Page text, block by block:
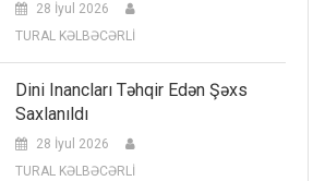
28 İyul 2026
TURAL KƏLBƏCƏRLİ
Dini Inancları Təhqir Edən Şəxs
Saxlanıldı
28 İyul 2026
TURAL KƏLBƏCƏRLİ